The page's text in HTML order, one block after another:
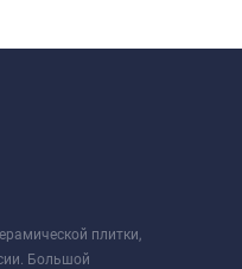
плитки,
Большой